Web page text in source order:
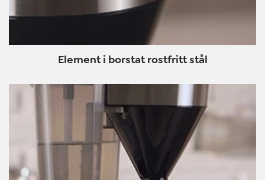
Element i borstat rostfritt stål